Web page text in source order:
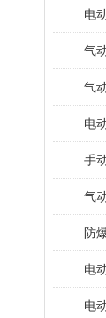
电
气
气
电
手
气
防
电
电